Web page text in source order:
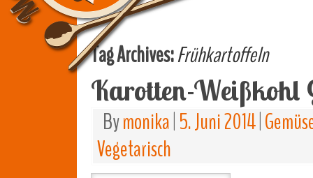
Tag Archives:Frühkartoffeln
Karotten-Weißkohl
Bymonika 5. Juni 2014
Vegetarisch